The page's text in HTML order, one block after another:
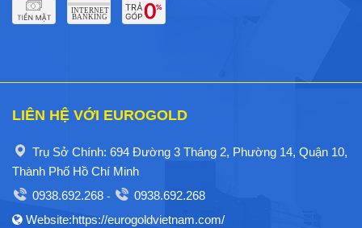
LIÊN HỆ VỚI EUROGOLD
Trụ Sở Chính: 694 Đường 3 Tháng 2, Phường 14, Quận 10,
Thành Phố Hồ Chí Minh
0938.692.268 -
0938.692.268
Website:https://eurogoldvietnam.com/